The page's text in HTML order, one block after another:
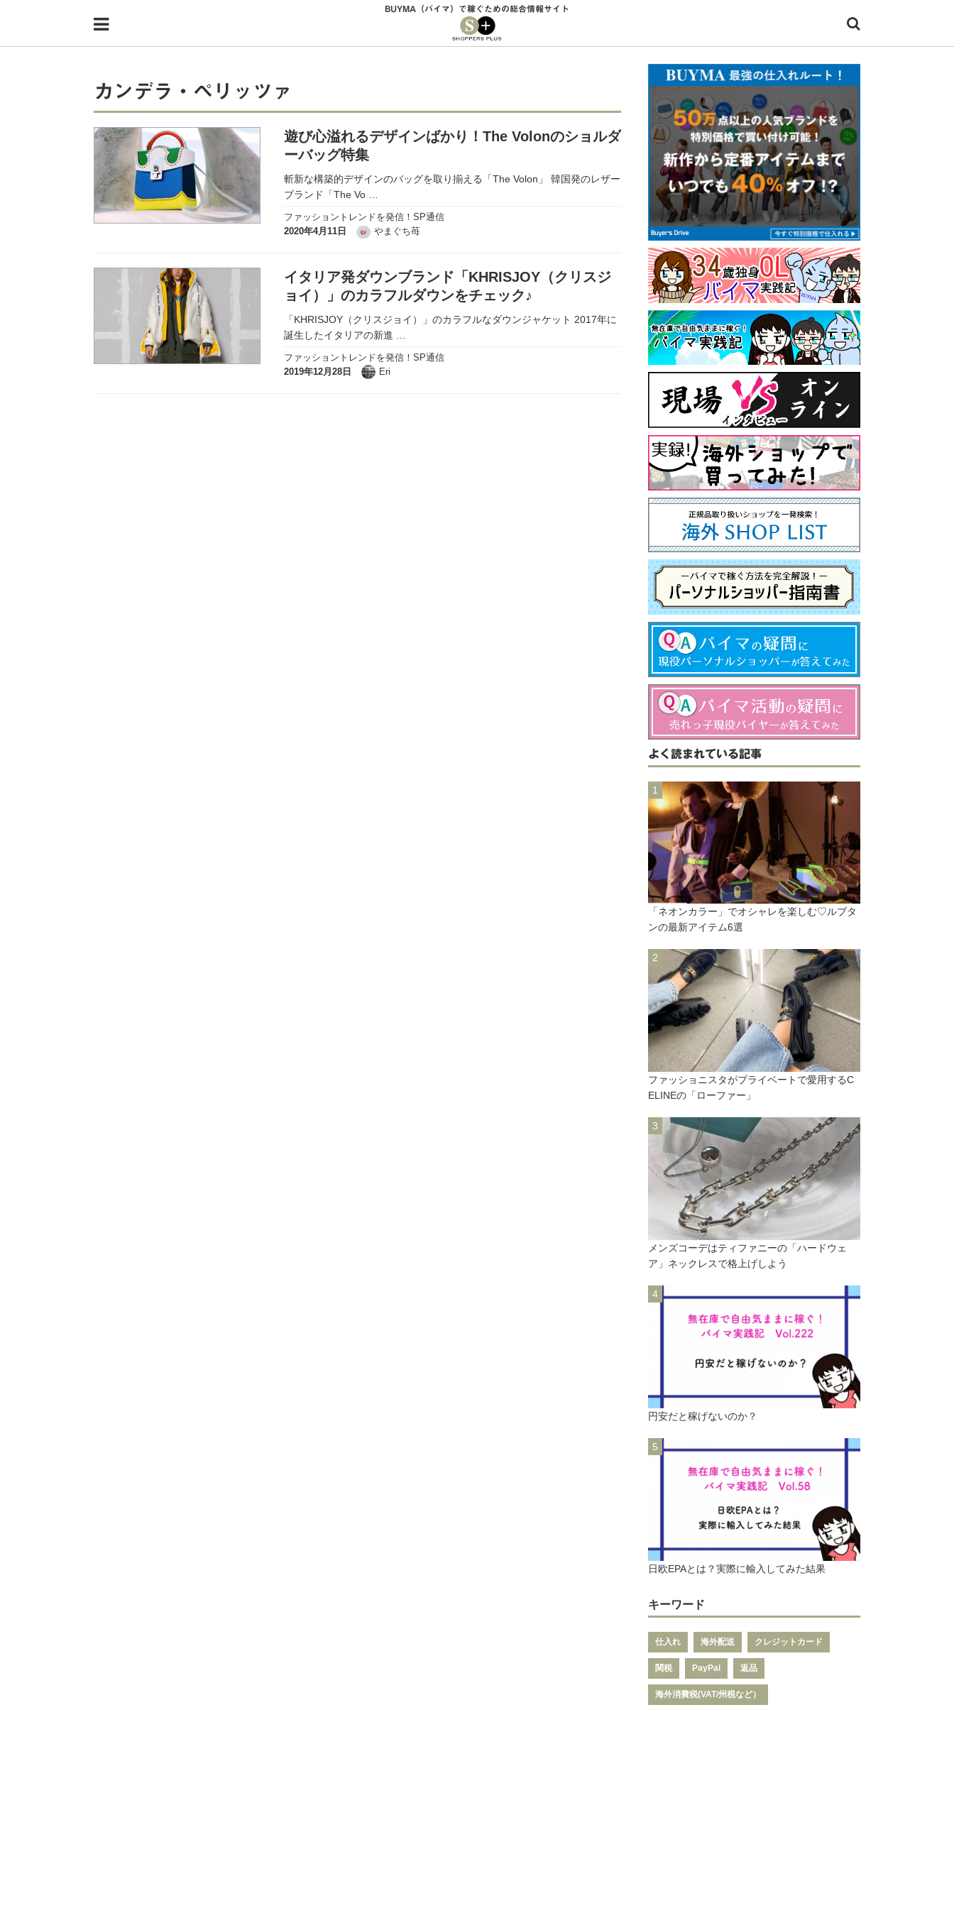
HOME
34歳独身OLバイマ実践記
無在庫で自由気ままに稼ぐ！バイマ実践記
ファッショントレンドを発信！SP通信
BUYMAで人気のブランド
バイマの疑問に現役パーソナルショッパーが答えてみた
バイマ活動の疑問に売れっ子現役バイヤーが答えてみた
実録！海外ショップで買ってみた！
BUYMA（バイマ）で稼ぐための総合情報サイト
カンデラ・ペリッツァ
遊び心溢れるデザインばかり！The Volonのショルダ
ーバッグ特集
斬新な構築的デザインのバッグを取り揃える「The Volon」 韓国発のレザー
ブランド「The Vo
ファッショントレンドを発信！SP通信
2020年4月11日
やまぐち苺
イタリア発ダウンブランド「KHRISJOY（クリスジ
ョイ）」のカラフルダウンをチェック♪
「KHRISJOY（クリスジョイ）」のカラフルなダウンジャケット 2017年に
誕生したイタリアの新進
ファッショントレンドを発信！SP通信
2019年12月28日
Eri
よく読まれている記事
「ネオンカラー」でオシャレを楽しむ♡ルブタ
ンの最新アイテム6選
ファッショニスタがプライベートで愛用するC
ELINEの「ローファー」
メンズコーデはティファニーの「ハードウェ
ア」ネックレスで格上げしよう
円安だと稼げないのか？
日欧EPAとは？実際に輸入してみた結果
キーワード
仕入れ 海外配送 クレジットカード
関税 PayPal 返品
海外消費税(VAT/州税など）